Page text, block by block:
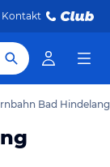
Kontakt
Bad Hindelang